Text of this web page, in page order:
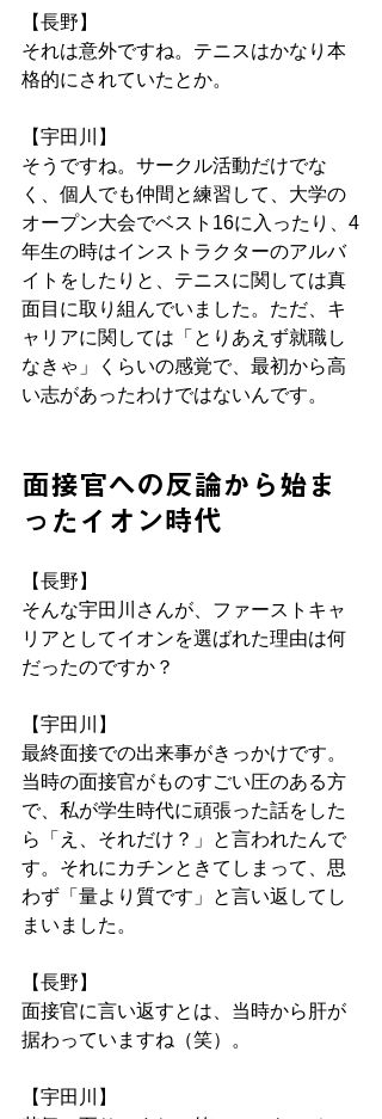
【長野】
それは意外ですね。テニスはかなり本
格的にされていたとか。
【宇田川】
そうですね。サークル活動だけでな
く、個人でも仲間と練習して、大学の
オープン大会でベスト16に入ったり、4
年生の時はインストラクターのアルバ
イトをしたりと、テニスに関しては真
面目に取り組んでいました。ただ、キ
ャリアに関しては「とりあえず就職し
なきゃ」くらいの感覚で、最初から高
い志があったわけではないんです。
面接官への反論から始ま
ったイオン時代
【長野】
そんな宇田川さんが、ファーストキャ
リアとしてイオンを選ばれた理由は何
だったのですか？
【宇田川】
最終面接での出来事がきっかけです。
当時の面接官がものすごい圧のある方
で、私が学生時代に頑張った話をした
ら「え、それだけ？」と言われたんで
す。それにカチンときてしまって、思
わず「量より質です」と言い返してし
まいました。
【長野】
面接官に言い返すとは、当時から肝が
据わっていますね（笑）。
【宇田川】